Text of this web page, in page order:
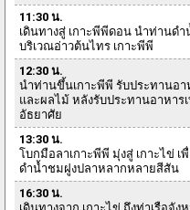
11:30 น.
เดินทางสู่ เกาะพีพีดอน นำท่านด
บริเวณอ่าวต้นไทร เกาะพีพี
12:30 น.
นำท่านขึ้นเกาะพีพี รับประทานอา
และผลไม้ หลังรับประทานอาหาร
อัธยาศัย
13:30 น.
โบกมือลาเกาะพีพี มุ่งสู่ เกาะไข่
ดำน้ำชมฝูงปลาหลากหลายสีสัน
16:30 น.